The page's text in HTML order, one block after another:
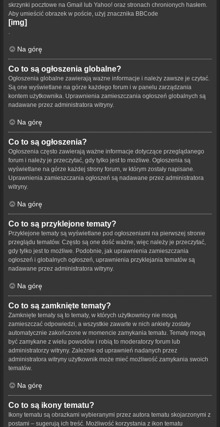
skrzynki pocztowe na Gmail lub Yahoo! oraz stronach chronionych hasłem.
Aby umieścić obrazek w poście, użyj znacznika BBCode
[img]
Na górę
Co to są ogłoszenia globalne?
Ogłoszenia globalne zawierają ważne informacje i należy zawsze je czytać.
Są one wyświetlane na górze każdego forum i w panelu zarządzania
kontem użytkownika. Uprawnienia zamieszczania ogłoszeń globalnych są
nadawane przez administratora witryny.
Na górę
Co to są ogłoszenia?
Ogłoszenia często zawierają ważne informacje dotyczące przeglądanego
forum i należy je przeczytać, gdy tylko jest to możliwe. Ogłoszenia są
wyświetlane na górze każdej strony forum, w którym zostały napisane.
Uprawnienia zamieszczania ogłoszeń są nadawane przez administratora
witryny.
Na górę
Co to są przyklejone tematy?
Przyklejone tematy są wyświetlane pod ogłoszeniami na pierwszej stronie
przeglądu tematów. Często są one dość ważne, więc należy je przeczytać,
gdy tylko jest to możliwe. Podobnie, jak uprawnienia zamieszczania
ogłoszeń i globalnych ogłoszeń, uprawnienia przyklejania tematów są
nadawane przez administratora witryny.
Na górę
Co to są zamknięte tematy?
Zamknięte tematy są to tematy, w których użytkownicy nie mogą
zamieszczać odpowiedzi, a wszystkie zawarte w nich ankiety zostały
automatycznie zakończone w momencie zamykania tematu. Tematy mogą
być zamykane z wielu powodów i robią to moderatorzy forum lub
administratorzy witryny. Zależnie od uprawnień nadanych przez
administratora witryny użytkownik może mieć możliwość zamykania swoich
tematów.
Na górę
Co to są ikony tematu?
Ikony tematu są obrazkami wybieranymi przez autora tematu skojarzonymi z
postami – sugerują ich treść. Możliwość korzystania z ikon tematu